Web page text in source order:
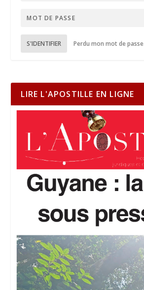
S'IDENTIFIER Perdu mon mot de passe
LIRE L'APOSTILLE EN LIGNE